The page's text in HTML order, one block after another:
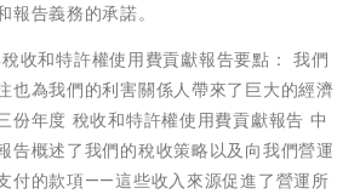
告義務的承諾。
收和特許權使用費貢獻報告要點： 我們
也為我們的利害關係人帶來了巨大的經濟
份年度 稅收和特許權使用費貢獻報告 中
告概述了我們的稅收策略以及向我們營運
付的款項——這些收入來源促進了營運所